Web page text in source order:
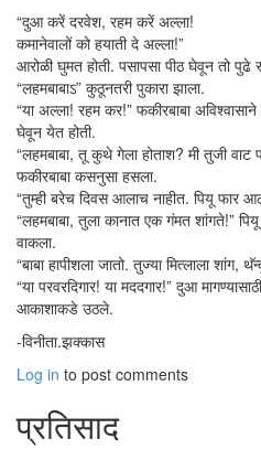
“दुआ करें दरवेश, रहम करें अल्ला!
कमानेवालों को हयाती दे अल्ला!”
आरोळी घुमत होती. पसापसा पीठ घेवून तो पुढे
“लहमबाबाऽ” कुठूनतरी पुकारा झाला.
“या अल्ला! रहम कर!” फकीरबाबा
घेवून येत होती.
“लहमबाबा, तू कुथे गेला होताश? मी तुजी वाट
फकीरबाबा कसनुसा हसला.
“तुम्ही बरेच दिवस आलाच नाहीत. पियू फार
“लहमबाबा, तुला कानात एक गंमत शांगते!”
वाकला.
“बाबा हापीशला जातो. तुज्या मित्लाला शांग,
“या परवरदिगार! या मददगार!” दुआ
आकाशाकडे उठले.
-विनीता.झक्कास
Log in to post comments
प्रतिसाद